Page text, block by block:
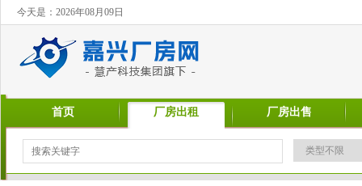
今天是：2026年08月09日
首页 厂房出租 厂房出售